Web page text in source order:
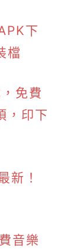
下
檔
免費
，印下
新！
音樂